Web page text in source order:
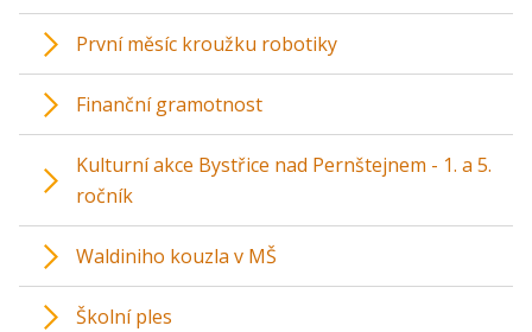
První měsíc kroužku robotiky
Finanční gramotnost
Kulturní akce Bystřice nad Pernštejnem - 1. a 5.
ročník
Waldiniho kouzla v MŠ
Školní ples